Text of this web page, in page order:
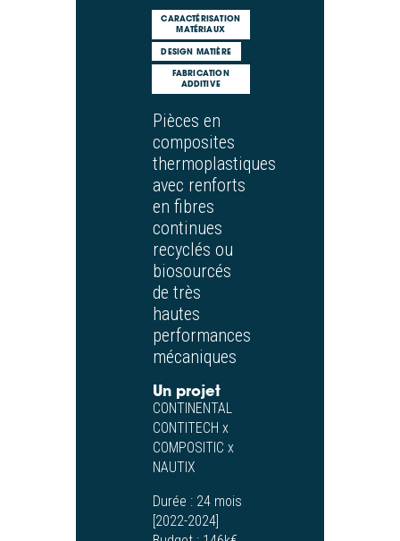
CARACTÉRISATION
MATÉRIAUX
DESIGN MATIÈRE
FABRICATION
ADDITIVE
Pièces en
composites
thermoplastiques
avec renforts
en fibres
continues
recyclés ou
biosourcés
de très
hautes
performances
mécaniques
Un projet
CONTINENTAL
CONTITECH x
COMPOSITIC x
NAUTIX
Durée : 24 mois
[2022-2024]